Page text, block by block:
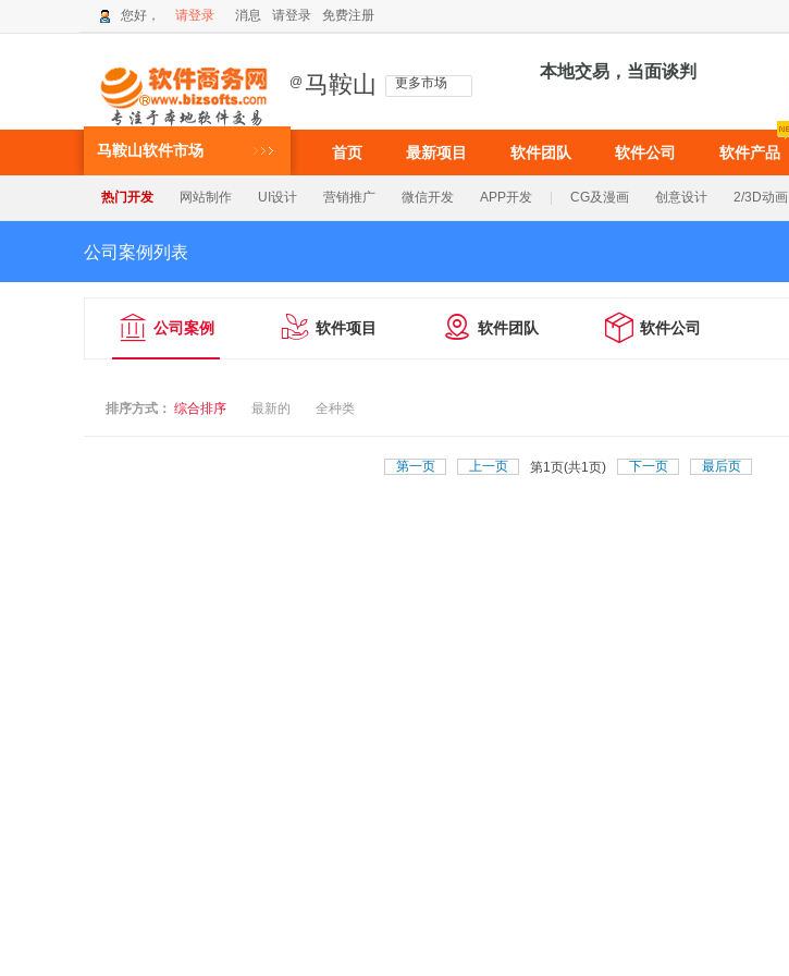
您好， 请登录 消息 请登录 免费注册
@ 马鞍山 更多市场
本地交易，当面谈判
马鞍山软件市场 首页 最新项目 软件团队 软件公司 软件产品
热门开发 网站制作 UI设计 营销推广 微信开发 APP开发 CG及漫画 创意设计 2/3D动画
公司案例列表
 公司案例  软件项目  软件团队  软件公司
排序方式： 综合排序 最新的 全种类
第一页 上一页 第1页(共1页) 下一页 最后页